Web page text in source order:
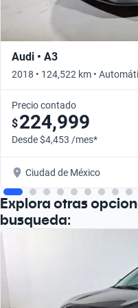
Audi • A3
2018 • 124,522 km •
Precio contado
$224,999
Desde $4,453 /mes*
Ciudad de México
Explora otras
busqueda: